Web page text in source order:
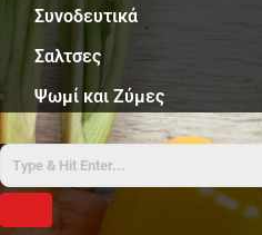
Συνοδευτικά
Σαλτσες
Ψωμί και Ζύμες